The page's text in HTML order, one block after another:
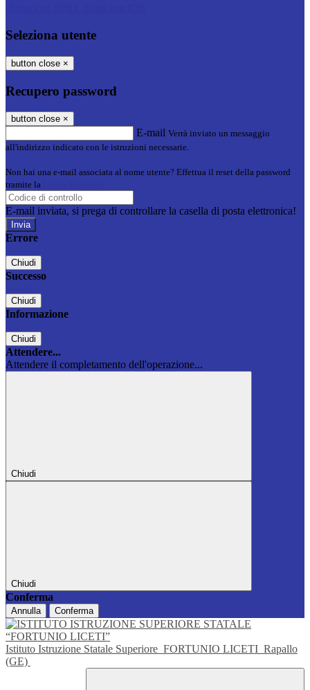
Seleziona utente
button close ×
Recupero password
button close ×
E-mail Verrà inviato un messaggio
all'indirizzo indicato con le istruzioni necessarie.
Non hai una e-mail associata al nome utente? Effettua il reset della password
tramite la
E-mail inviata, si prega di controllare la casella di posta elettronica!
Errore
Chiudi
Successo
Chiudi
Informazione
Chiudi
Attendere...
Attendere il completamento dell'operazione...
Chiudi
Chiudi
Conferma
Annulla Conferma
Istituto Istruzione Statale Superiore FORTUNIO LICETI Rapallo
(GE)